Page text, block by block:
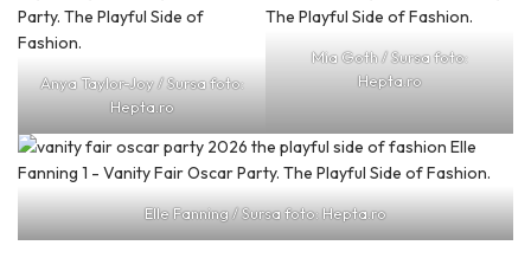
Anya Taylor-Joy / Sursa foto:
Hepta.ro
Mia Goth / Sursa foto:
Hepta.ro
Elle Fanning / Sursa foto: Hepta.ro